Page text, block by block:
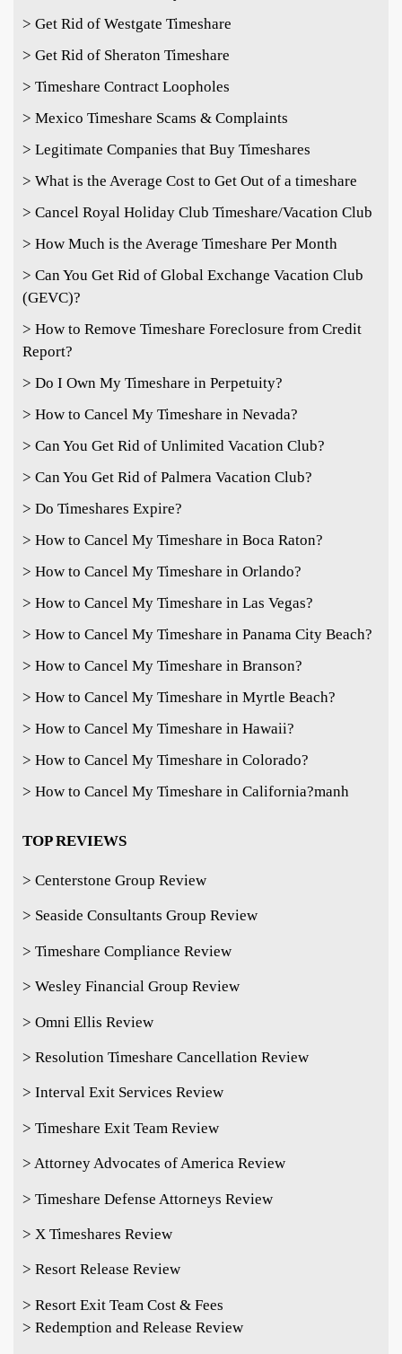
> Get Rid of Westgate Timeshare
> Get Rid of Sheraton Timeshare
> Timeshare Contract Loopholes
> Mexico Timeshare Scams & Complaints
> Legitimate Companies that Buy Timeshares
> What is the Average Cost to Get Out of a timeshare
> Cancel Royal Holiday Club Timeshare/Vacation Club
> How Much is the Average Timeshare Per Month
> Can You Get Rid of Global Exchange Vacation Club
(GEVC)?
> How to Remove Timeshare Foreclosure from Credit
Report?
> Do I Own My Timeshare in Perpetuity?
> How to Cancel My Timeshare in Nevada?
> Can You Get Rid of Unlimited Vacation Club?
> Can You Get Rid of Palmera Vacation Club?
> Do Timeshares Expire?
> How to Cancel My Timeshare in Boca Raton?
> How to Cancel My Timeshare in Orlando?
> How to Cancel My Timeshare in Las Vegas?
> How to Cancel My Timeshare in Panama City Beach?
> How to Cancel My Timeshare in Branson?
> How to Cancel My Timeshare in Myrtle Beach?
> How to Cancel My Timeshare in Hawaii?
> How to Cancel My Timeshare in Colorado?
> How to Cancel My Timeshare in California?manh
TOP REVIEWS
> Centerstone Group Review
> Seaside Consultants Group Review
> Timeshare Compliance Review
> Wesley Financial Group Review
> Omni Ellis Review
> Resolution Timeshare Cancellation Review
> Interval Exit Services Review
> Timeshare Exit Team Review
> Attorney Advocates of America Review
> Timeshare Defense Attorneys Review
> X Timeshares Review
> Resort Release Review
> Resort Exit Team Cost & Fees
> Redemption and Release Review